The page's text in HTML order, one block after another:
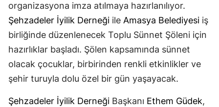
organizasyona imza atılmaya hazırlanılıyor.
Şehzadeler İyilik Derneği ile Amasya Belediyesi iş
birliğinde düzenlenecek Toplu Sünnet Şöleni için
hazırlıklar başladı. Şölen kapsamında sünnet
olacak çocuklar, birbirinden renkli etkinlikler ve
şehir turuyla dolu özel bir gün yaşayacak.
Şehzadeler İyilik Derneği Başkanı Ethem Güdek,